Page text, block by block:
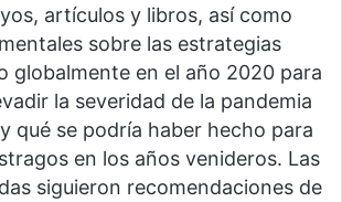
artículos y libros, así como
sobre las estrategias
globalmente en el año 2020 para
la severidad de la pandemia
qué se podría haber hecho para
en los años venideros. Las
siguieron recomendaciones de